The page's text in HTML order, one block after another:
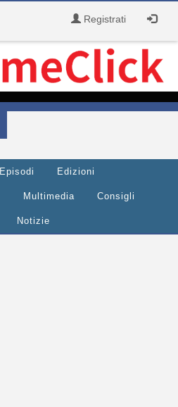
Registrati
Episodi Edizioni
Multimedia Consigli
Notizie